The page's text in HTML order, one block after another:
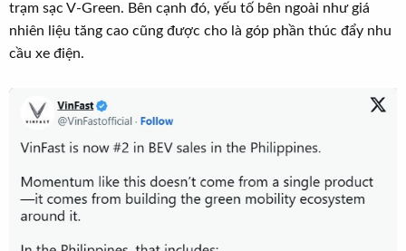
trạm sạc V-Green. Bên cạnh đó, yếu tố bên ngoài như giá
nhiên liệu tăng cao cũng được cho là góp phần thúc đẩy nhu
cầu xe điện.